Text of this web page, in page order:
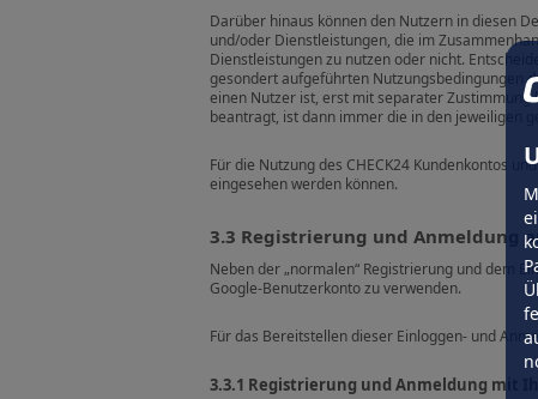
Darüber hinaus können den Nutzern in diesen
und/oder Dienstleistungen, die im
Dienstleistungen zu nutzen oder nicht.
gesondert aufgeführten Nutzungsbedingungen
einen Nutzer ist, erst mit separater
beantragt, ist dann immer die in den jeweiligen
Für die Nutzung des CHECK24 Kundenkontos
eingesehen werden können.
3.3 Registrierung und Anmeldung
Neben der „normalen“ Registrierung und dem
Google-Benutzerkonto zu verwenden.
Für das Bereitstellen dieser Einloggen- und
3.3.1 Registrierung und Anmeldung mit